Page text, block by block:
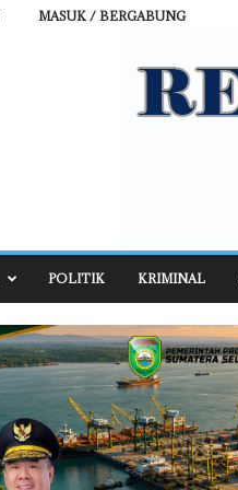
MASUK / BERGABUNG
POLITIK KRIMINAL